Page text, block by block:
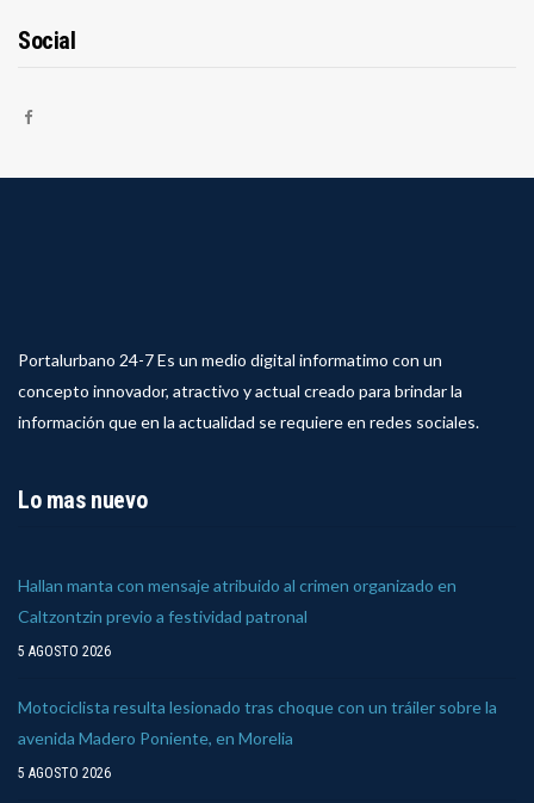
Social
Portalurbano 24-7 Es un medio digital informatimo con un
concepto innovador, atractivo y actual creado para brindar la
información que en la actualidad se requiere en redes sociales.
Lo mas nuevo
Hallan manta con mensaje atribuido al crimen organizado en
Caltzontzin previo a festividad patronal
5 AGOSTO 2026
Motociclista resulta lesionado tras choque con un tráiler sobre la
avenida Madero Poniente, en Morelia
5 AGOSTO 2026